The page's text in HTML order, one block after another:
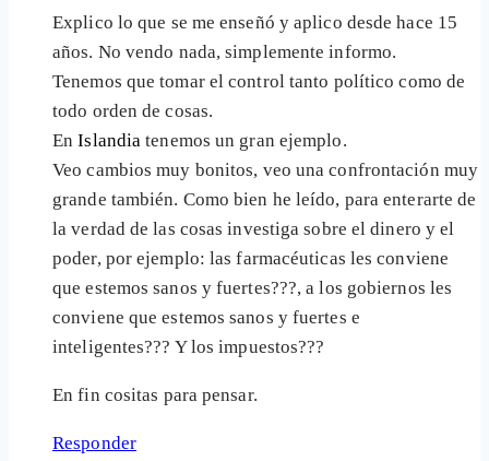
Explico lo que se me enseñó y aplico desde hace 15
años. No vendo nada, simplemente informo.
Tenemos que tomar el control tanto político como de
todo orden de cosas.
EnIslandiatenemos un gran ejemplo.
Veo cambios muy bonitos, veo una confrontación muy
grande también. Como bien he leído, para enterarte de
la verdad de las cosas investiga sobre el dinero y el
poder, por ejemplo: las farmacéuticas les conviene
que estemos sanos y fuertes???, a los gobiernos les
conviene que estemos sanos y fuertes e
inteligentes??? Y los impuestos???
En fin cositas para pensar.
Responder